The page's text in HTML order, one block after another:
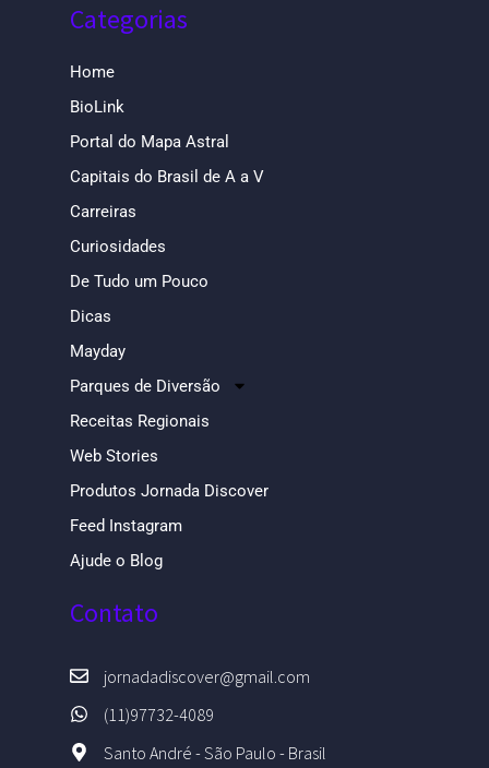
Categorias
Home
BioLink
Portal do Mapa Astral
Capitais do Brasil de A a V
Carreiras
Curiosidades
De Tudo um Pouco
Dicas
Mayday
Parques de Diversão
Receitas Regionais
Web Stories
Produtos Jornada Discover
Feed Instagram
Ajude o Blog
Contato
jornadadiscover@gmail.com
(11)97732-4089
Santo André - São Paulo - Brasil